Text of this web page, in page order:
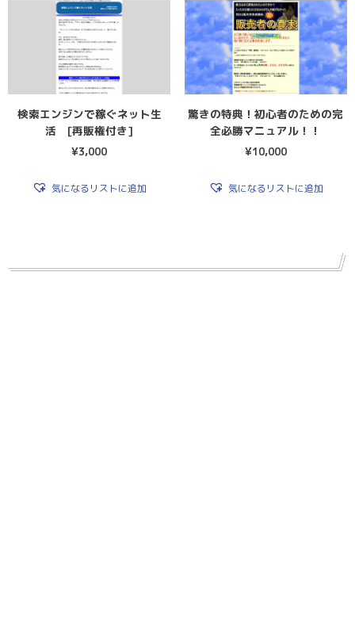
検索エンジンで稼ぐネット生
活 [再販権付き]
¥3,000
気になるリストに追加
驚きの特典！初心者のための完
全必勝マニュアル！！
¥10,000
気になるリストに追加